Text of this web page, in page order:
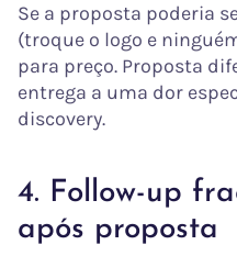
Se a proposta poderia
(troque o logo e
para preço. Proposta
entrega a uma dor
discovery.
4. Follow-up
após proposta